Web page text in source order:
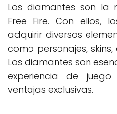
Los diamantes son la
Free Fire. Con ellos,
adquirir diversos
como personajes,
Los diamantes son
experiencia de
ventajas exclusivas.